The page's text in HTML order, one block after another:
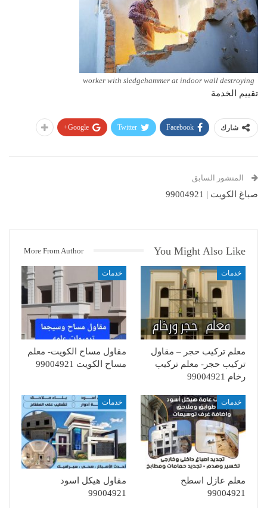
worker with sledgehammer at indoor wall destroying
تقييم الخدمة
شارك Facebook
Twitter
Google+
المنشور السابق
صباغ الكويت | 99004921
You Might Also Like
More From Author
خدمات
معلم تركيب حجر – مقاول
تركيب حجر- معلم تركيب
رخام 99004921
خدمات
مقاول مساح الكويت- معلم
مساح الكويت 99004921
خدمات
معلم عازل اسطح
99004921
خدمات
مقاول هيكل اسود
99004921